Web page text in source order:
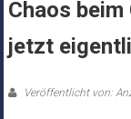
Chaos beim
jetzt
Veröffentlicht von: